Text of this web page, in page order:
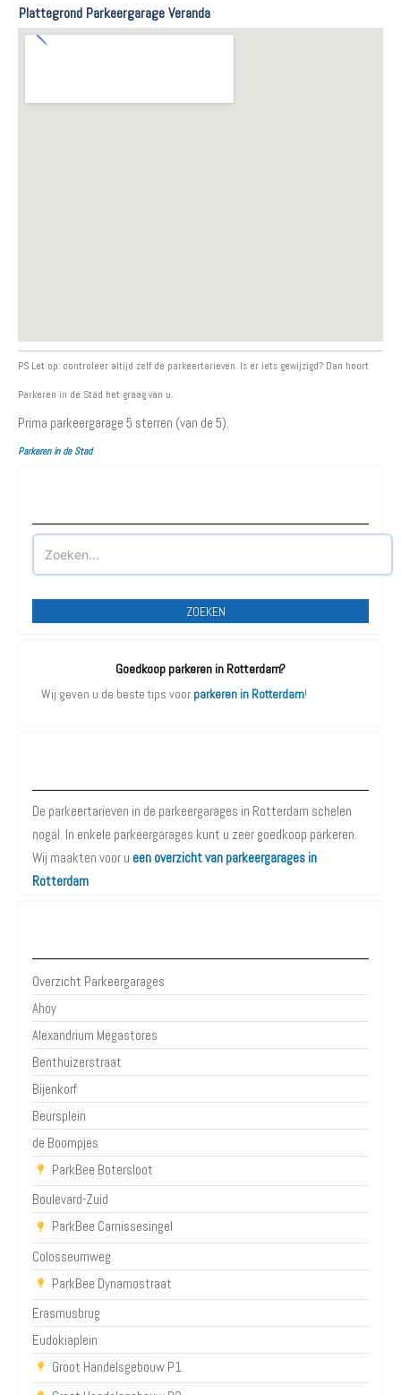
Plattegrond Parkeergarage Veranda
PS Let op: controleer altijd zelf de parkeertarieven. Is er iets gewijzigd? Dan hoort
Parkeren in de Stad het graag van u.
Prima parkeergarage 5 sterren (van de 5).
Parkeren in de Stad
ZOEKEN
Goedkoop parkeren in Rotterdam?
Wij geven u de beste tips voor parkeren in Rotterdam!
De parkeertarieven in de parkeergarages in Rotterdam schelen
nogal. In enkele parkeergarages kunt u zeer goedkoop parkeren.
Wij maakten voor u een overzicht van parkeergarages in
Rotterdam
Overzicht Parkeergarages
Ahoy
Alexandrium Megastores
Benthuizerstraat
Bijenkorf
Beursplein
de Boompjes
ParkBee Botersloot
Boulevard-Zuid
ParkBee Carnissesingel
Colosseumweg
ParkBee Dynamostraat
Erasmusbrug
Eudokiaplein
Groot Handelsgebouw P1